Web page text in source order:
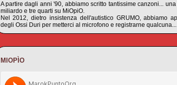
A partire dagli anni '90, abbiamo scritto tantissime canzoni...
miliardo e tre quarti su MiOpiO.
Nel 2012, dietro insistenza dell'autistico GRUMO, abbiamo
degli Ossi Duri per metterci al microfono e registrarne
MIOPÌO